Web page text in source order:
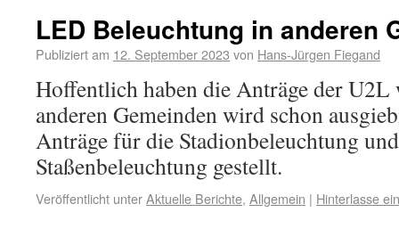
LED Beleuchtung in anderen
Publiziert am 12. September 2023 von Hans-Jürgen Fiegand
Hoffentlich haben die Anträge der U2L
anderen Gemeinden wird schon
Anträge für die Stadionbeleuchtung
Staßenbeleuchtung gestellt.
Veröffentlicht unterAktuelle Berichte, Allgemein | Hinterlasse